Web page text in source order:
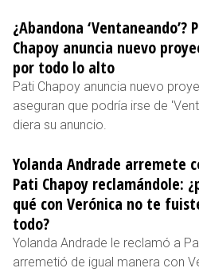
¿Abandona ‘Ventaneando’?
Chapoy anuncia nuevo
por todo lo alto
Pati Chapoy anuncia nuevo
aseguran que podría irse de
diera su anuncio.
Yolanda Andrade arremete
Pati Chapoy reclamándole:
qué con Verónica no te
todo?
Yolanda Andrade le reclamó a
arremetió de igual manera con